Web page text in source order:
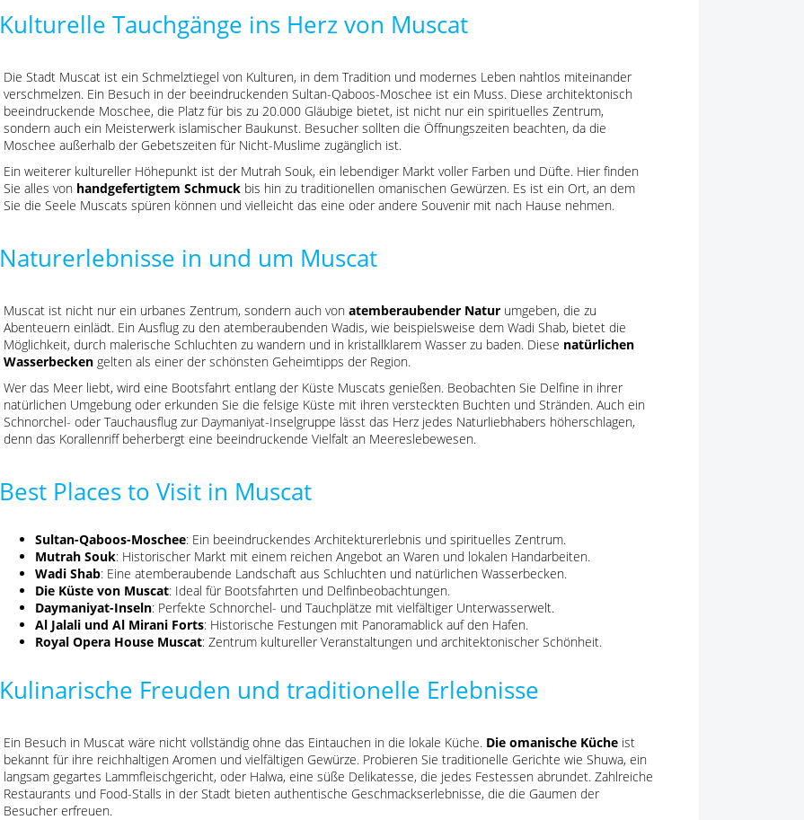
Kulturelle Tauchgänge ins Herz von Muscat
Die Stadt Muscat ist ein Schmelztiegel von Kulturen, in dem Tradition und modernes Leben nahtlos miteinander
verschmelzen. Ein Besuch in der beeindruckenden Sultan-Qaboos-Moschee ist ein Muss. Diese architektonisch
beeindruckende Moschee, die Platz für bis zu 20.000 Gläubige bietet, ist nicht nur ein spirituelles Zentrum,
sondern auch ein Meisterwerk islamischer Baukunst. Besucher sollten die Öffnungszeiten beachten, da die
Moschee außerhalb der Gebetszeiten für Nicht-Muslime zugänglich ist.
Ein weiterer kultureller Höhepunkt ist der Mutrah Souk, ein lebendiger Markt voller Farben und Düfte. Hier finden
Sie alles von handgefertigtem Schmuck bis hin zu traditionellen omanischen Gewürzen. Es ist ein Ort, an dem
Sie die Seele Muscats spüren können und vielleicht das eine oder andere Souvenir mit nach Hause nehmen.
Naturerlebnisse in und um Muscat
Muscat ist nicht nur ein urbanes Zentrum, sondern auch von atemberaubender Natur umgeben, die zu
Abenteuern einlädt. Ein Ausflug zu den atemberaubenden Wadis, wie beispielsweise dem Wadi Shab, bietet die
Möglichkeit, durch malerische Schluchten zu wandern und in kristallklarem Wasser zu baden. Diese natürlichen
Wasserbecken gelten als einer der schönsten Geheimtipps der Region.
Wer das Meer liebt, wird eine Bootsfahrt entlang der Küste Muscats genießen. Beobachten Sie Delfine in ihrer
natürlichen Umgebung oder erkunden Sie die felsige Küste mit ihren versteckten Buchten und Stränden. Auch ein
Schnorchel- oder Tauchausflug zur Daymaniyat-Inselgruppe lässt das Herz jedes Naturliebhabers höherschlagen,
denn das Korallenriff beherbergt eine beeindruckende Vielfalt an Meereslebewesen.
Best Places to Visit in Muscat
Sultan-Qaboos-Moschee: Ein beeindruckendes Architekturerlebnis und spirituelles Zentrum.
Mutrah Souk: Historischer Markt mit einem reichen Angebot an Waren und lokalen Handarbeiten.
Wadi Shab: Eine atemberaubende Landschaft aus Schluchten und natürlichen Wasserbecken.
Die Küste von Muscat: Ideal für Bootsfahrten und Delfinbeobachtungen.
Daymaniyat-Inseln: Perfekte Schnorchel- und Tauchplätze mit vielfältiger Unterwasserwelt.
Al Jalali und Al Mirani Forts: Historische Festungen mit Panoramablick auf den Hafen.
Royal Opera House Muscat: Zentrum kultureller Veranstaltungen und architektonischer Schönheit.
Kulinarische Freuden und traditionelle Erlebnisse
Ein Besuch in Muscat wäre nicht vollständig ohne das Eintauchen in die lokale Küche. Die omanische Küche ist
bekannt für ihre reichhaltigen Aromen und vielfältigen Gewürze. Probieren Sie traditionelle Gerichte wie Shuwa, ein
langsam gegartes Lammfleischgericht, oder Halwa, eine süße Delikatesse, die jedes Festessen abrundet. Zahlreiche
Restaurants und Food-Stalls in der Stadt bieten authentische Geschmackserlebnisse, die die Gaumen der
Besucher erfreuen.